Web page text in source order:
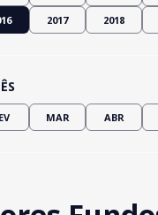
2017 2018
MAR ABR